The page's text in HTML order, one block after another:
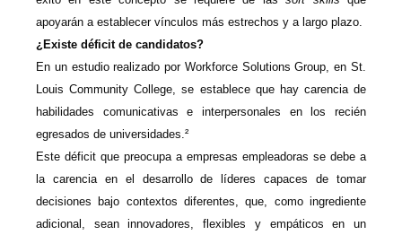
apoyarán a establecer vínculos más estrechos y a largo plazo.
¿Existe déficit de candidatos?
En un estudio realizado por Workforce Solutions Group, en St.
Louis Community College, se establece que hay carencia de
habilidades comunicativas e interpersonales en los recién
egresados de universidades.²
Este déficit que preocupa a empresas empleadoras se debe a
la carencia en el desarrollo de líderes capaces de tomar
decisiones bajo contextos diferentes, que, como ingrediente
adicional, sean innovadores, flexibles y empáticos en un